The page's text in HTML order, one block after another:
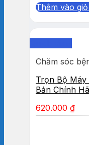
Thêm vào
Chăm sóc
Trọn Bộ
Bản Chính
620.000 ₫